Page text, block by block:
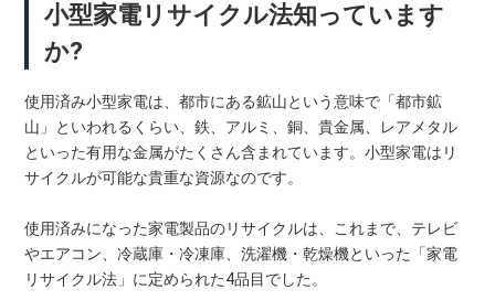
小型家電リサイクル法知っています
か?
使用済み小型家電は、都市にある鉱山という意味で「都市鉱
山」といわれるくらい、鉄、アルミ、銅、貴金属、レアメタル
といった有用な金属がたくさん含まれています。小型家電はリ
サイクルが可能な貴重な資源なのです。
使用済みになった家電製品のリサイクルは、これまで、テレビ
やエアコン、冷蔵庫・冷凍庫、洗濯機・乾燥機といった「家電
リサイクル法」に定められた4品目でした。